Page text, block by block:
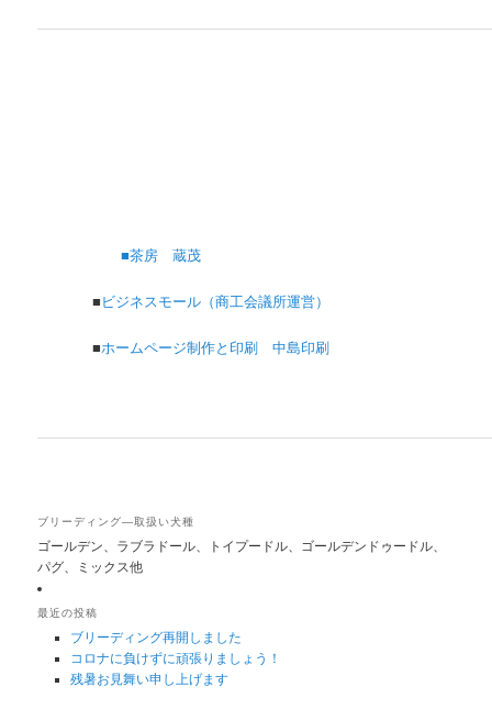
■茶房 蔵茂
■ ビジネスモール（商工会議所運営）
■ホームページ制作と印刷 中島印刷
ブリーディング―取扱い犬種
ゴールデン、ラブラドール、トイプードル、ゴールデンドゥードル、
パグ、ミックス他
最近の投稿
ブリーディング再開しました
コロナに負けずに頑張りましょう！
残暑お見舞い申し上げます